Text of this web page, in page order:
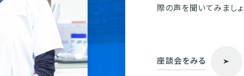
際の声を聞いてみましょ
座談会をみる